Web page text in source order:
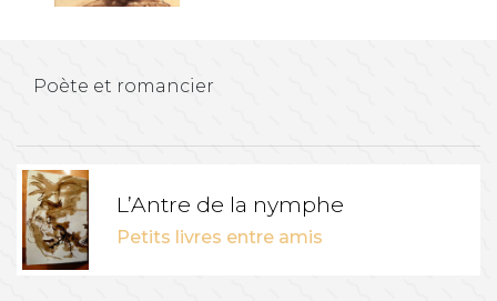
Poète et romancier
L’Antre de la nymphe
Petits livres entre amis